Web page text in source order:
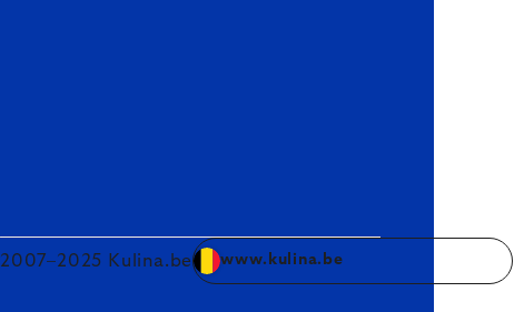
2007–2025 Kulina.be www.kulina.be